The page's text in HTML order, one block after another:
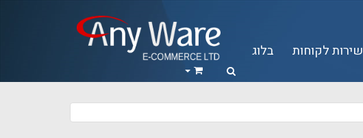
שירות לקוחות בלוג